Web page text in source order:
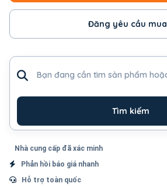
Đăng yêu cầu mua
Tìm kiếm
Nhà cung cấp đã xác minh
Phản hồi báo giá nhanh
Hỗ trợ toàn quốc